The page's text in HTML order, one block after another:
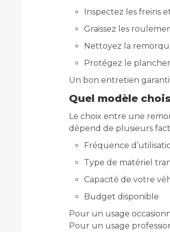
Inspectez les freins
Graissez les
Nettoyez la
Protégez le
Un bon entretien
Quel modèle
Le choix entre une
dépend de plusieurs
Fréquence
Type de matériel
Capacité de votre
Budget disponible
Pour un usage
Pour un usage